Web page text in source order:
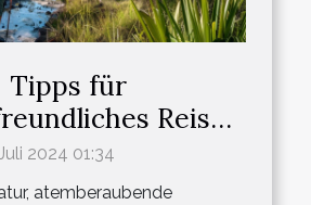
Tipps für
Reisen
Regionen
2024 01:34
atemberaubende